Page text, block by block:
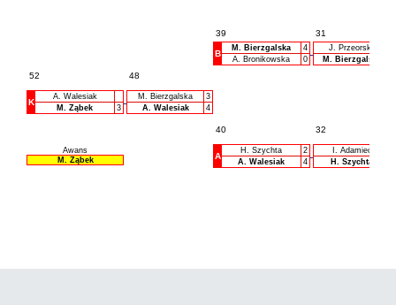
39 31
52 48
B
M. Bierzgalska
4
A. Bronikowska
0
J. Przeorska
M. Bierzgalska
40 32
K
A. Walesiak
M. Ząbek
3
M. Bierzgalska
3
A. Walesiak
4
Awans
M. Ząbek
A
H. Szychta
2
A. Walesiak
4
I. Adamiec
H. Szychta